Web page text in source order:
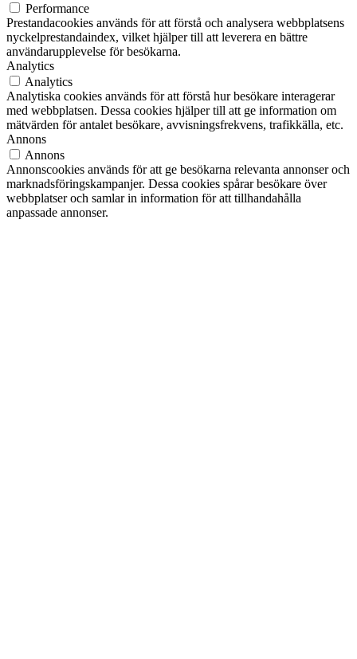
Performance
Prestandacookies används för att förstå och analysera webbplatsens
nyckelprestandaindex, vilket hjälper till att leverera en bättre
användarupplevelse för besökarna.
Analytics
Analytics
Analytiska cookies används för att förstå hur besökare interagerar
med webbplatsen. Dessa cookies hjälper till att ge information om
mätvärden för antalet besökare, avvisningsfrekvens, trafikkälla, etc.
Annons
Annons
Annonscookies används för att ge besökarna relevanta annonser och
marknadsföringskampanjer. Dessa cookies spårar besökare över
webbplatser och samlar in information för att tillhandahålla
anpassade annonser.